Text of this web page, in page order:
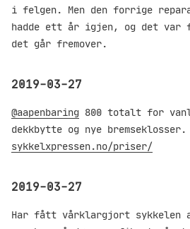
i felgen. Men den forrige
hadde ett år igjen, og det
det går fremover.
2019-03-27
@aapenbaring 800 totalt for
dekkbytte og nye bremseklosser.
sykkelxpressen.no/priser/
2019-03-27
Har fått vårklargjort sykkelen